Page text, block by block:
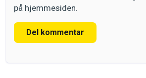
på hjemmesiden.
Del kommentar